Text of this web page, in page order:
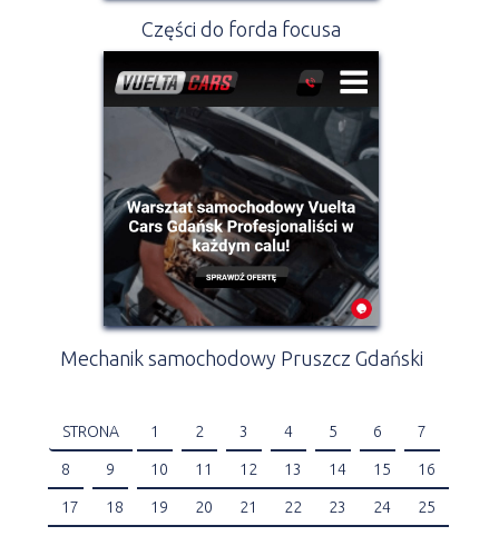
Części do forda focusa
Mechanik samochodowy Pruszcz Gdański
STRONA 1 2 3 4 5 6 7
8 9 10 11 12 13 14 15 16
17 18 19 20 21 22 23 24 25